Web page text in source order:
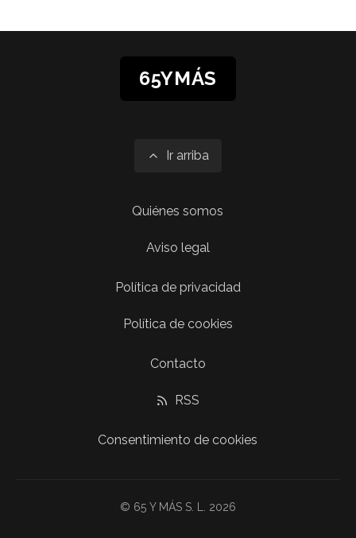
65YMÁS
Ir arriba
Quiénes somos
Aviso legal
Política de privacidad
Política de cookies
Contacto
RSS
Consentimiento de cookies
© 65 Y MÁS S. L. 2026